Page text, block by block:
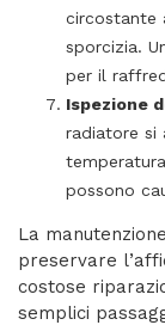
circostante
sporcizia.
per il
Ispezione
radiatore si
possono
La
preservare
costose
semplici